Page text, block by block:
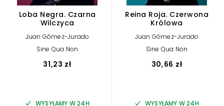
Loba Negra. Czarna
Wilczyca
Juan Gómez-Jurado
Sine Qua Non
31,23 zł
WYSYŁAMY W 24H
Reina Roja. Czerwona
Królowa
Juan Gómez-Jurado
Sine Qua Non
30,66 zł
WYSYŁAMY W 24H